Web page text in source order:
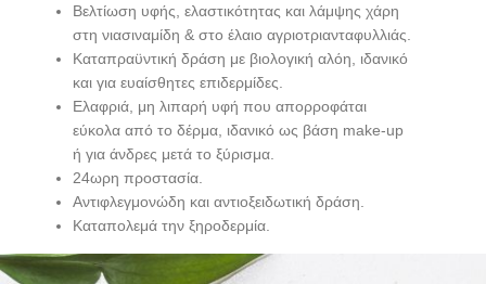
Βελτίωση υφής, ελαστικότητας και λάμψης χάρη
στη νιασιναμίδη & στο έλαιο αγριοτριανταφυλλιάς.
Καταπραϋντική δράση με βιολογική αλόη, ιδανικό
και για ευαίσθητες επιδερμίδες.
Ελαφριά, μη λιπαρή υφή που απορροφάται
εύκολα από το δέρμα, ιδανικό ως βάση make-up
ή για άνδρες μετά το ξύρισμα.
24ωρη προστασία.
Αντιφλεγμονώδη και αντιοξειδωτική δράση.
Καταπολεμά την ξηροδερμία.